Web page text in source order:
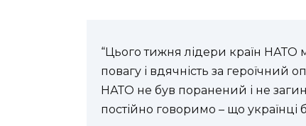
“Цього тижня лідери країн
повагу і вдячність за героїчний
НАТО не був поранений і не
постійно говоримо – що українці